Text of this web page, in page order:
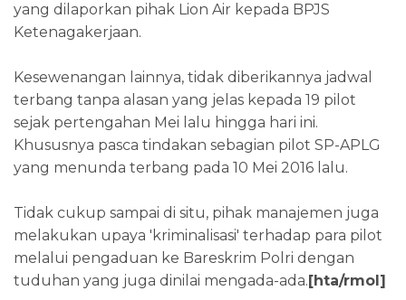
yang dilaporkan pihak Lion Air kepada BPJS
Ketenagakerjaan.
Kesewenangan lainnya, tidak diberikannya jadwal
terbang tanpa alasan yang jelas kepada 19 pilot
sejak pertengahan Mei lalu hingga hari ini.
Khususnya pasca tindakan sebagian pilot SP-APLG
yang menunda terbang pada 10 Mei 2016 lalu.
Tidak cukup sampai di situ, pihak manajemen juga
melakukan upaya 'kriminalisasi' terhadap para pilot
melalui pengaduan ke Bareskrim Polri dengan
tuduhan yang juga dinilai mengada-ada.[hta/rmol]